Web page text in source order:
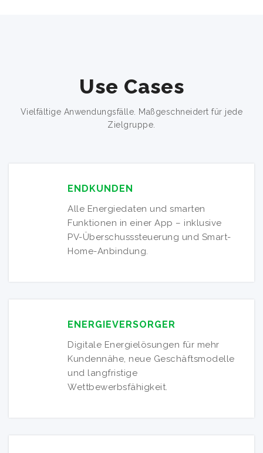
Use Cases
Vielfältige Anwendungsfälle. Maßgeschneidert für jede
Zielgruppe.
ENDKUNDEN
Alle Energiedaten und smarten
Funktionen in einer App – inklusive
PV-Überschusssteuerung und Smart-
Home-Anbindung.
ENERGIEVERSORGER
Digitale Energielösungen für mehr
Kundennähe, neue Geschäftsmodelle
und langfristige
Wettbewerbsfähigkeit.